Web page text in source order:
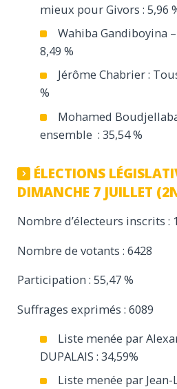
mieux pour Givors : 5,96
Wahiba Gandiboyina
8,49 %
Jérôme Chabrier :
%
Mohamed
ensemble : 35,54 %
ÉLECTIONS
DIMANCHE 7 JUILLET
Nombre d’électeurs inscrits :
Nombre de votants : 6428
Participation : 55,47 %
Suffrages exprimés : 6089
Liste menée par
DUPALAIS : 34,59%
Liste menée par Jean-